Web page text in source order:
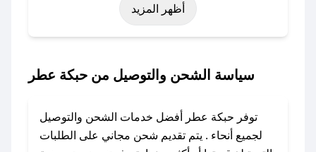
رمضان، اليوم الوطني، يوم التأسيس، أو حتى عروض
باستخدام تطبيق صحصح، يمكنك العثور بسهولة على
تواصل معنا عبر تويتر أو البريد الإلكتروني لإضافته
بسرعة.
أظهر المزيد
سياسة الشحن والتوصيل من حبكة عطر
توفر حبكة عطر أفضل خدمات الشحن والتوصيل
لجميع أنحاء . يتم تقديم شحن مجاني على الطلبات